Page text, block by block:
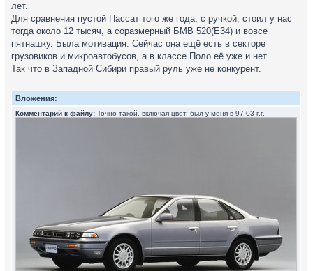
лет.
Для сравнения пустой Пассат того же года, с ручкой, стоил у нас
тогда около 12 тысяч, а соразмерный БМВ 520(Е34) и вовсе
пятнашку. Была мотивация. Сейчас она ещё есть в секторе
грузовиков и микроавтобусов, а в классе Поло её уже и нет.
Так что в Западной Сибири правый руль уже не конкурент.
Вложения:
Комментарий к файлу: Точно такой, включая цвет, был у меня в 97-03 г.г.